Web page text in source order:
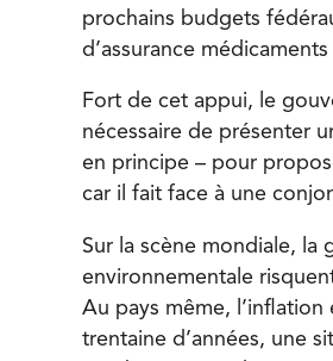
prochains budgets
d’assurance
Fort de cet appui, le
nécessaire de présenter
en principe – pour
car il fait face à une
Sur la scène mondiale, la
environnementale
Au pays même,
trentaine d’années, une